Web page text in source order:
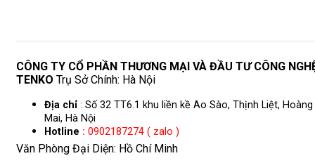
CÔNG TY CỔ PHẦN THƯƠNG MẠI VÀ ĐẦU TƯ CÔNG
TENKO Trụ Sở Chính: Hà Nội
Địa chỉ : Số 32 TT6.1 khu liền kề Ao Sào, Thịnh Liệt, Hoàng
Mai, Hà Nội
Hotline : 0902187274 ( zalo )
Văn Phòng Đại Diện: Hồ Chí Minh